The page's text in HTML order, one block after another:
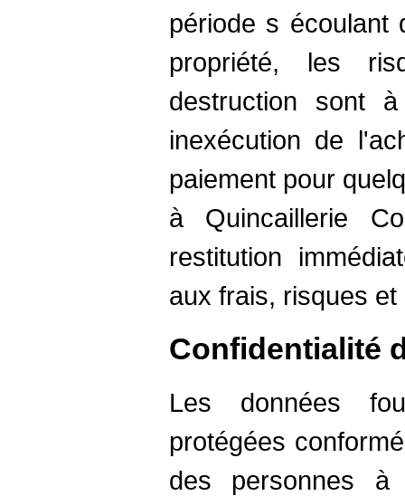
période s écoulant
propriété, les
destruction sont
inexécution de
paiement pour
à Quincaillerie
restitution
aux frais, risques
Confidentialité
Les données
protégées
des personnes